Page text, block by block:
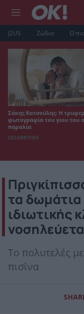
J2US Ζώδια Ο
Σάκης Κατσούλης: Η
φωτογραφία του γιου του
παραλία
CELEBRITIES
τα
ιδιωτικής
Το πολυτελές
πισίνα